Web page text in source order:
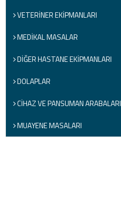
VETERİNER EKİPMANLARI
MEDİKAL MASALAR
DİĞER HASTANE EKİPMANLARI
DOLAPLAR
CİHAZ VE PANSUMAN ARABALARI
MUAYENE MASALARI